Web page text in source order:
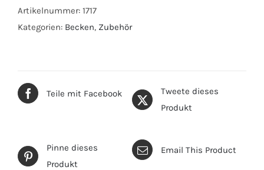
17000
Liter
Artikelnummer: 1717
Kategorien: Becken, Zubehör
Teile mit Facebook
Tweete dieses
Produkt
Pinne dieses
Produkt
Email This Product